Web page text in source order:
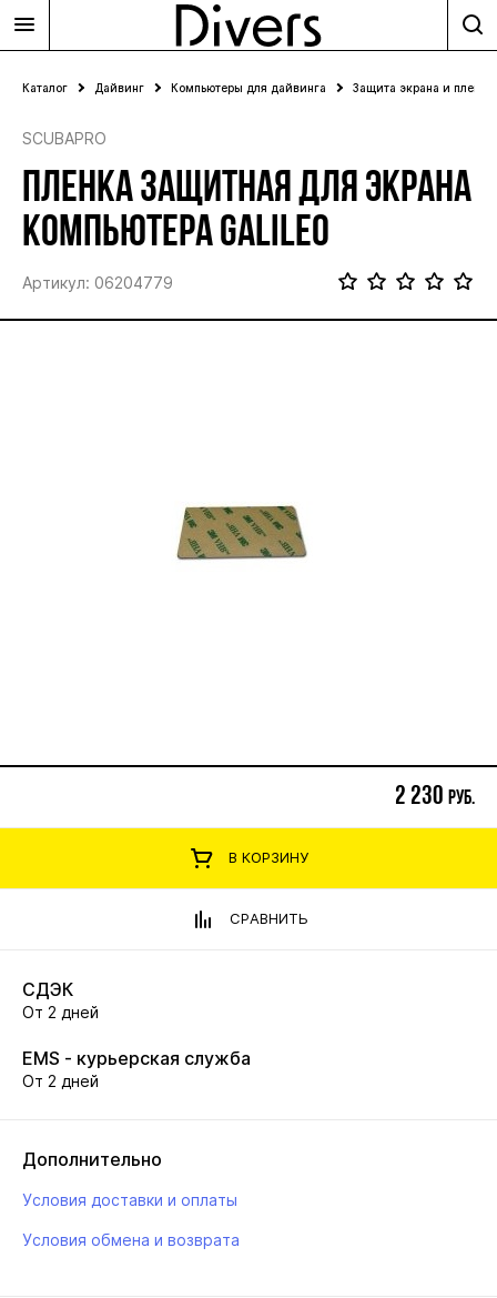
Каталог Дайвинг Компьютеры для дайвинга Защита экрана и пленки
SCUBAPRO
ПЛЕНКА ЗАЩИТНАЯ ДЛЯ ЭКРАНА
КОМПЬЮТЕРА GALILEO
Артикул: 06204779
2 230 руб.
В КОРЗИНУ
СРАВНИТЬ
СДЭК
От 2 дней
EMS - курьерская служба
От 2 дней
Дополнительно
Условия доставки и оплаты
Условия обмена и возврата